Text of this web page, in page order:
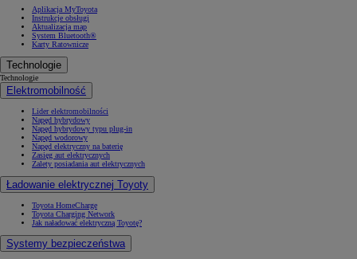
Aplikacja MyToyota
Instrukcje obsługi
Aktualizacja map
System Bluetooth®
Karty Ratownicze
Technologie
Technologie
Elektromobilność
Lider elektromobilności
Napęd hybrydowy
Napęd hybrydowy typu plug-in
Napęd wodorowy
Napęd elektryczny na baterię
Zasięg aut elektrycznych
Zalety posiadania aut elektrycznych
Ładowanie elektrycznej Toyoty
Toyota HomeCharge
Toyota Charging Network
Jak naładować elektryczną Toyotę?
Systemy bezpieczeństwa